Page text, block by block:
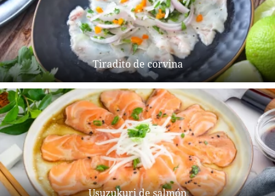
Tiradito de corvina
Usuzukuri de salmón